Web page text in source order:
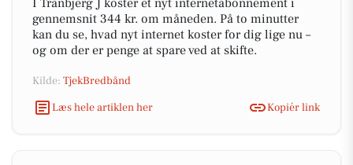
I Tranbjerg J koster et nyt internetabonnement i
gennemsnit 344 kr. om måneden. På to minutter
kan du se, hvad nyt internet koster for dig lige nu –
og om der er penge at spare ved at skifte.
Kilde: TjekBredbånd
Læs hele artiklen her
Kopiér link